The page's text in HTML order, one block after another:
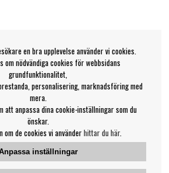
en bra upplevelse använder vi cookies.
om nödvändiga cookies för webbsidans
grundfunktionalitet,
personalisering, marknadsföring med
mera.
att anpassa dina cookie-inställningar som du
önskar.
de cookies vi använderhittar du här.
inställningar